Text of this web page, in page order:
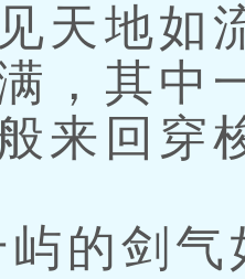
天地如
，其中
来回穿
的剑气